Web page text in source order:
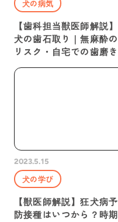
犬の病気
【歯科担当獣医師解説】
犬の歯石取り｜無麻酔の
リスク・自宅での歯磨き
の方法
2023.5.15
犬の学び
【獣医師解説】狂犬病予
防接種はいつから？時期